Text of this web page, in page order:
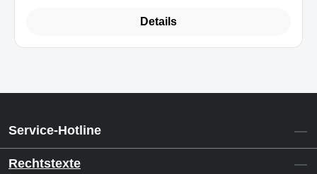
Details
Service-Hotline
Rechtstexte